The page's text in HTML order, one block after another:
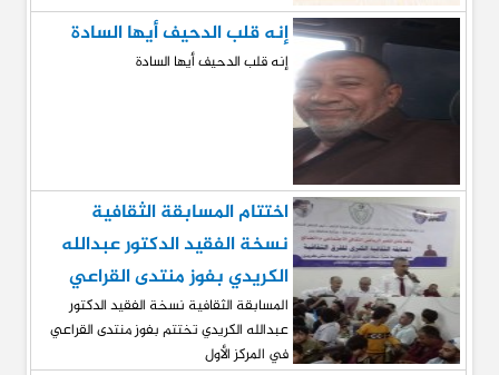
إنه قلب الدحيف أيها السادة
إنه قلب الدحيف أيها السادة
اختتام المسابقة الثقافية
نسخة الفقيد الدكتور عبدالله
الكريدي بفوز منتدى القراعي
المسابقة الثقافية نسخة الفقيد الدكتور
عبدالله الكريدي تختتم بفوز منتدى القراعي
في المركز الأول